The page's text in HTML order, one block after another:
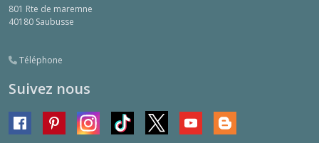
801 Rte de maremne
40180 Saubusse
Téléphone
Suivez nous